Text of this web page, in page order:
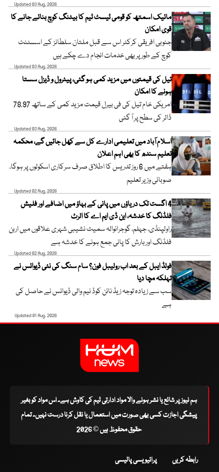
Updated 03 Aug, 2026
مائیک اسمتھ کو قومی ٹیسٹ ٹیم کا بیٹنگ کوچ بنائے جانے کا
قوی امکان
جنوبی افریقی کرکٹر اس سے قبل ملتان سلطانز کے اسسٹنٹ
کوچ کے طور پر بھی خدمات انجام دے چکے ہیں
Updated 03 Aug, 2026
تیل کی قیمتوں میں مزید کمی ہو گئی، پیٹرول و ڈیزل سستا
ہونے کا امکان
امریکی خام تیل کی فی بیرل قیمت مزید کمی کے ساتھ 78.97
ڈالر کی سطح پر آ گئی
Updated 03 Aug, 2026
اسلام آباد میں تعلیمی ادارے کل سے کھل جائیں گے، محکمہ
تعلیم سندھ کا بھی اہم اعلان
ہفتے میں 6 روز تدریس کا اطلاق صرف سرکاری اسکولوں پر ہوگا،
صوبائی وزیر تعلیم
Updated 02 Aug, 2026
4 اگست تک دریاؤں میں پانی کے بہاؤ میں اضافے اور فلیش
فلڈنگ کا خدشہ، این ڈی ایم اے کا الرٹ
راولپنڈی، جہلم، گوجرانوالہ سمیت نشیبی شہری علاقوں میں اربن
فلڈنگ اور بارش کا پانی جمع ہونے کا خدشہ ہے
Updated 02 Aug, 2026
فولڈ ایبل کے بعد اب رولیبل فون؟ سام سنگ کی نئی ڈیوائس نے
تہلکہ مچا دیا
سب سے زیادہ توجہ زیڈ نائن کوڈ نیم والی ڈیوائس نے حاصل کی
ہے
Updated 01 Aug, 2026
ہم نیوز پر شائع یا نشر ہونے والا مواد ادارتی ٹیم کی کاوش ہے۔ اس مواد کو بغیر
پیشگی اجازت کسی بھی صورت میں استعمال یا نقل کرنا درست نہیں۔ تمام
حقوق محفوظ ہیں © 2026
رابطہ کریں پرائیویسی پالیسی